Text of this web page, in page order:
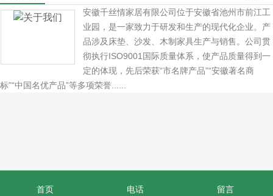
关于我们 更多
安徽千丝情家居有限公司位于安徽省池州市前江工
业园，是一家致力于研发和生产的现代化企业。产
品涉及床垫、沙发、木制家具生产与销售。公司贯
彻执行ISO9001国际质量体系，使产品质量得到一
定的体现，先后荣获“市名牌产品”“安徽著名商
首页 电话 留言